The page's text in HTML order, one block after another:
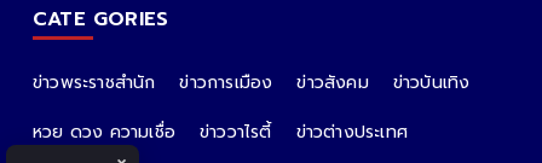
CATE GORIES
ข่าวพระราชสำนัก ข่าวการเมือง ข่าวสังคม
ข่าวบันเทิง
หวย ดวง ความเชื่อ
ข่าววาไรตี้
ข่าวต่างประเทศ